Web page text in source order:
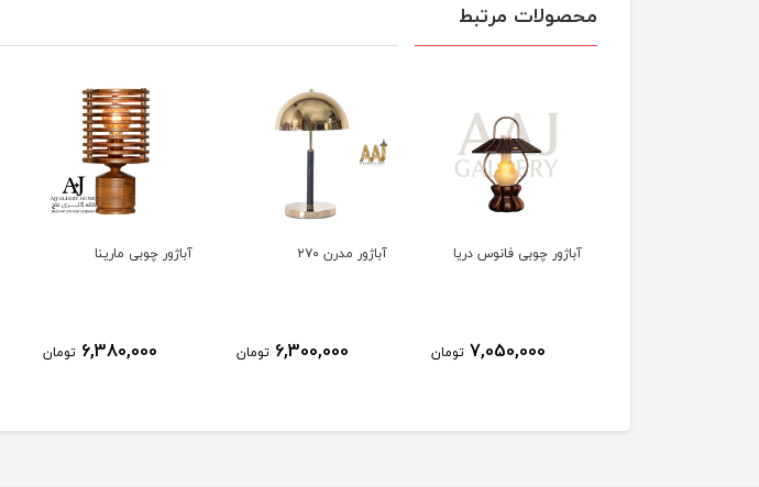
محصولات مرتبط
آباژور چوبی فانوس دریا
7,050,000 تومان
آباژور مدرن ۲۷۰
6,300,000 تومان
آباژور چوبی مارینا
6,380,000 تومان